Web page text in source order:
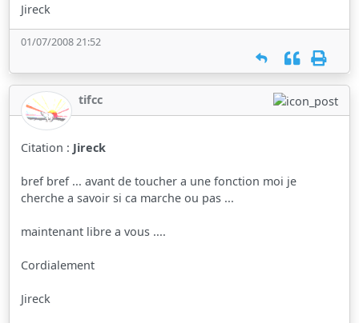
Jireck
01/07/2008 21:52
tifcc
Citation : Jireck
bref bref ... avant de toucher a une fonction moi je
cherche a savoir si ca marche ou pas ...
maintenant libre a vous ....
Cordialement
Jireck